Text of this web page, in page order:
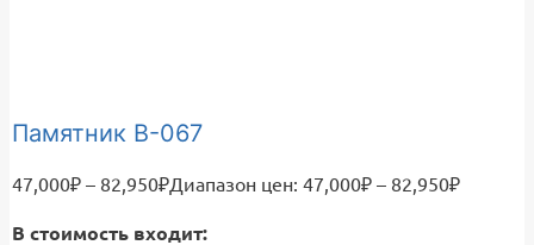
Памятник В-067
47,000₽ – 82,950₽Диапазон цен: 47,000₽ – 82,950₽
В стоимость входит: